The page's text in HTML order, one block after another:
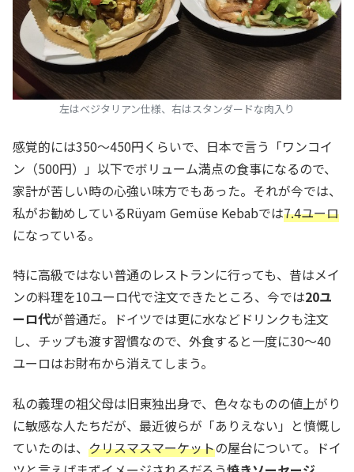
左はベジタリアン仕様、右はスタンダードな肉入り
感覚的には350～450円くらいで、日本で言う「ワンコイ
ン（500円）」以下でボリューム満点の食事になるので、
家計が苦しい時の心強い味方でもあった。それが今では、
私がお勧めしているRüyam Gemüse Kebabでは7.4ユーロ
になっている。
特に高級ではない普通のレストランに行っても、昔はメイ
ンの料理を10ユーロ代で注文できたところ、今では20ユ
ーロ代が普通だ。ドイツでは更に水などドリンクも注文
し、チップも渡す習慣なので、外食すると一度に30～40
ユーロはお財布から消えてしまう。
私の義理の祖父母は旧東独出身で、色々なものの値上がり
に敏感な人たちだが、最近彼らが「ありえない」と憤慨し
ていたのは、 クリスマスマーケットの屋台について。ドイ